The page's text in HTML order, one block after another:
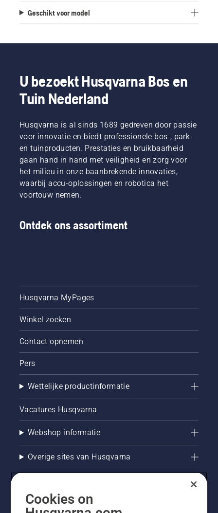
Geschikt voor model
U bezoekt Husqvarna Bos en
Tuin Nederland
Husqvarna is al sinds 1689 gedreven door passie
voor innovatie en biedt professionele bos-, park-
en tuinproducten. Prestaties en bruikbaarheid
gaan hand in hand met veiligheid en zorg voor
het milieu in onze baanbrekende innovaties,
waarbij accu-oplossingen en robotica het
voortouw nemen.
Ontdek ons assortiment
Husqvarna MyPages
Winkel zoeken
Contact opnemen
Pers
Wettelijke productinformatie
Vacatures Husqvarna
Webshop informatie
Overige sites van Husqvarna
Cookies on